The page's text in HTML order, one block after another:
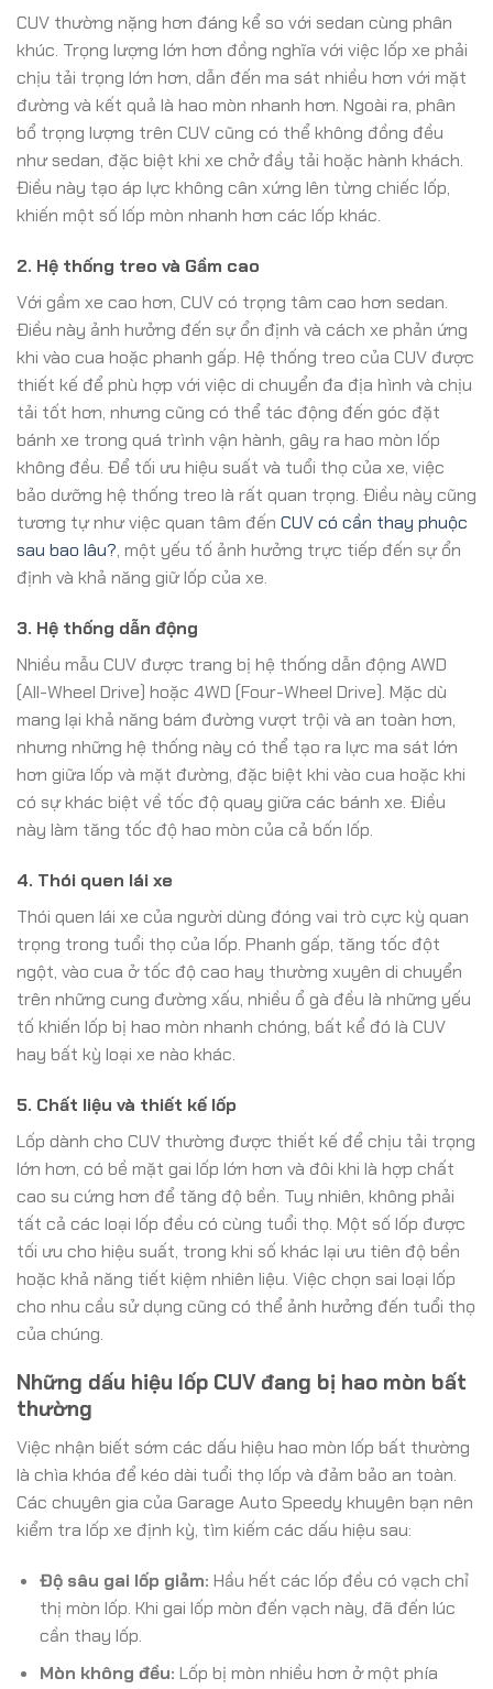
CUV thường nặng hơn đáng kể so với sedan cùng phân
khúc. Trọng lượng lớn hơn đồng nghĩa với việc lốp xe phải
chịu tải trọng lớn hơn, dẫn đến ma sát nhiều hơn với mặt
đường và kết quả là hao mòn nhanh hơn. Ngoài ra, phân
bổ trọng lượng trên CUV cũng có thể không đồng đều
như sedan, đặc biệt khi xe chở đầy tải hoặc hành khách.
Điều này tạo áp lực không cân xứng lên từng chiếc lốp,
khiến một số lốp mòn nhanh hơn các lốp khác.
2. Hệ thống treo và Gầm cao
Với gầm xe cao hơn, CUV có trọng tâm cao hơn sedan.
Điều này ảnh hưởng đến sự ổn định và cách xe phản ứng
khi vào cua hoặc phanh gấp. Hệ thống treo của CUV được
thiết kế để phù hợp với việc di chuyển đa địa hình và chịu
tải tốt hơn, nhưng cũng có thể tác động đến góc đặt
bánh xe trong quá trình vận hành, gây ra hao mòn lốp
không đều. Để tối ưu hiệu suất và tuổi thọ của xe, việc
bảo dưỡng hệ thống treo là rất quan trọng. Điều này cũng
tương tự như việc quan tâm đến CUV có cần thay phuộc
sau bao lâu?, một yếu tố ảnh hưởng trực tiếp đến sự ổn
định và khả năng giữ lốp của xe.
3. Hệ thống dẫn động
Nhiều mẫu CUV được trang bị hệ thống dẫn động AWD
(All-Wheel Drive) hoặc 4WD (Four-Wheel Drive). Mặc dù
mang lại khả năng bám đường vượt trội và an toàn hơn,
nhưng những hệ thống này có thể tạo ra lực ma sát lớn
hơn giữa lốp và mặt đường, đặc biệt khi vào cua hoặc khi
có sự khác biệt về tốc độ quay giữa các bánh xe. Điều
này làm tăng tốc độ hao mòn của cả bốn lốp.
4. Thói quen lái xe
Thói quen lái xe của người dùng đóng vai trò cực kỳ quan
trọng trong tuổi thọ của lốp. Phanh gấp, tăng tốc đột
ngột, vào cua ở tốc độ cao hay thường xuyên di chuyển
trên những cung đường xấu, nhiều ổ gà đều là những yếu
tố khiến lốp bị hao mòn nhanh chóng, bất kể đó là CUV
hay bất kỳ loại xe nào khác.
5. Chất liệu và thiết kế lốp
Lốp dành cho CUV thường được thiết kế để chịu tải trọng
lớn hơn, có bề mặt gai lốp lớn hơn và đôi khi là hợp chất
cao su cứng hơn để tăng độ bền. Tuy nhiên, không phải
tất cả các loại lốp đều có cùng tuổi thọ. Một số lốp được
tối ưu cho hiệu suất, trong khi số khác lại ưu tiên độ bền
hoặc khả năng tiết kiệm nhiên liệu. Việc chọn sai loại lốp
cho nhu cầu sử dụng cũng có thể ảnh hưởng đến tuổi thọ
của chúng.
Những dấu hiệu lốp CUV đang bị hao mòn bất
thường
Việc nhận biết sớm các dấu hiệu hao mòn lốp bất thường
là chìa khóa để kéo dài tuổi thọ lốp và đảm bảo an toàn.
Các chuyên gia của Garage Auto Speedy khuyên bạn nên
kiểm tra lốp xe định kỳ, tìm kiếm các dấu hiệu sau:
Độ sâu gai lốp giảm: Hầu hết các lốp đều có vạch chỉ
thị mòn lốp. Khi gai lốp mòn đến vạch này, đã đến lúc
cần thay lốp.
Mòn không đều: Lốp bị mòn nhiều hơn ở một phía